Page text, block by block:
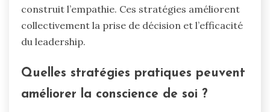
construit l’empathie. Ces stratégies améliorent
collectivement la prise de décision et l’efficacité
du leadership.
Quelles stratégies pratiques peuvent
améliorer la conscience de soi ?